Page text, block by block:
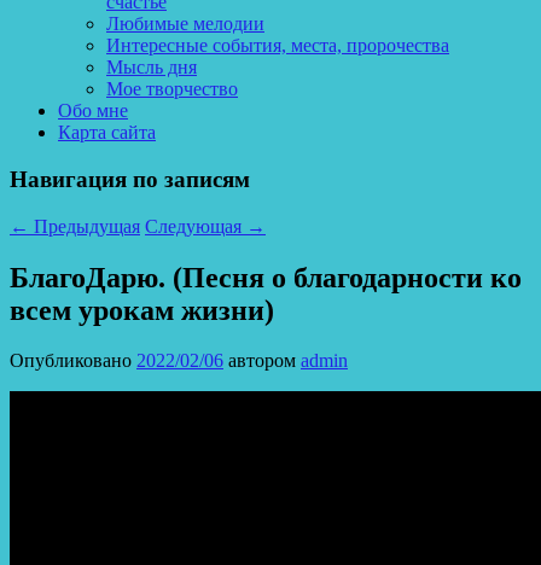
Любимые мелодии
Интересные события, места, пророчества
Мысль дня
Мое творчество
Обо мне
Карта сайта
Навигация по записям
← Предыдущая Следующая →
БлагоДарю. (Песня о благодарности ко
всем урокам жизни)
Опубликовано 2022/02/06 автором admin